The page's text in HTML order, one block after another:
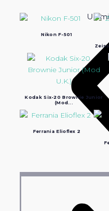
Nikon F-501
Kodak Six-20 Brownie Junior
(Mod...
Ferrania Elioflex 2